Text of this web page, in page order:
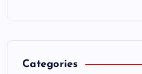
Categories